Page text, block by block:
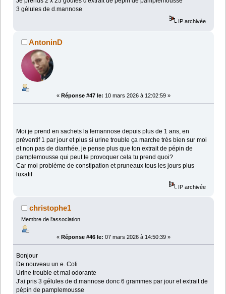
3 gélules de d.mannose
IP archivée
AntoninD
« Réponse #47 le: 10 mars 2026 à 12:02:59 »
Moi je prend en sachets la femannose depuis plus de 1 ans, en
préventif 1 par jour et plus si urine trouble ça marche très bien sur moi
et non pas de diarrhée, je pense plus que ton extrait de pépin de
pamplemousse qui peut te provoquer cela tu prend quoi?
Car moi problème de constipation et pruneaux tous les jours plus
luxatif
IP archivée
christophe1
Membre de l'association
« Réponse #46 le: 07 mars 2026 à 14:50:39 »
Bonjour
De nouveau un e. Coli
Urine trouble et mal odorante
J'ai pris 3 gélules de d.mannose donc 6 grammes par jour et extrait de
pépin de pamplemousse